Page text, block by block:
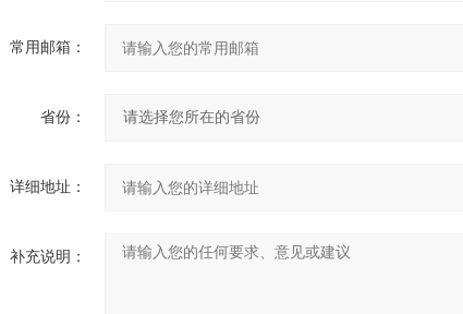
常用邮箱：
省份：
详细地址：
补充说明：